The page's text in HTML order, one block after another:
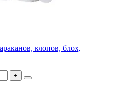
клопов, блох,